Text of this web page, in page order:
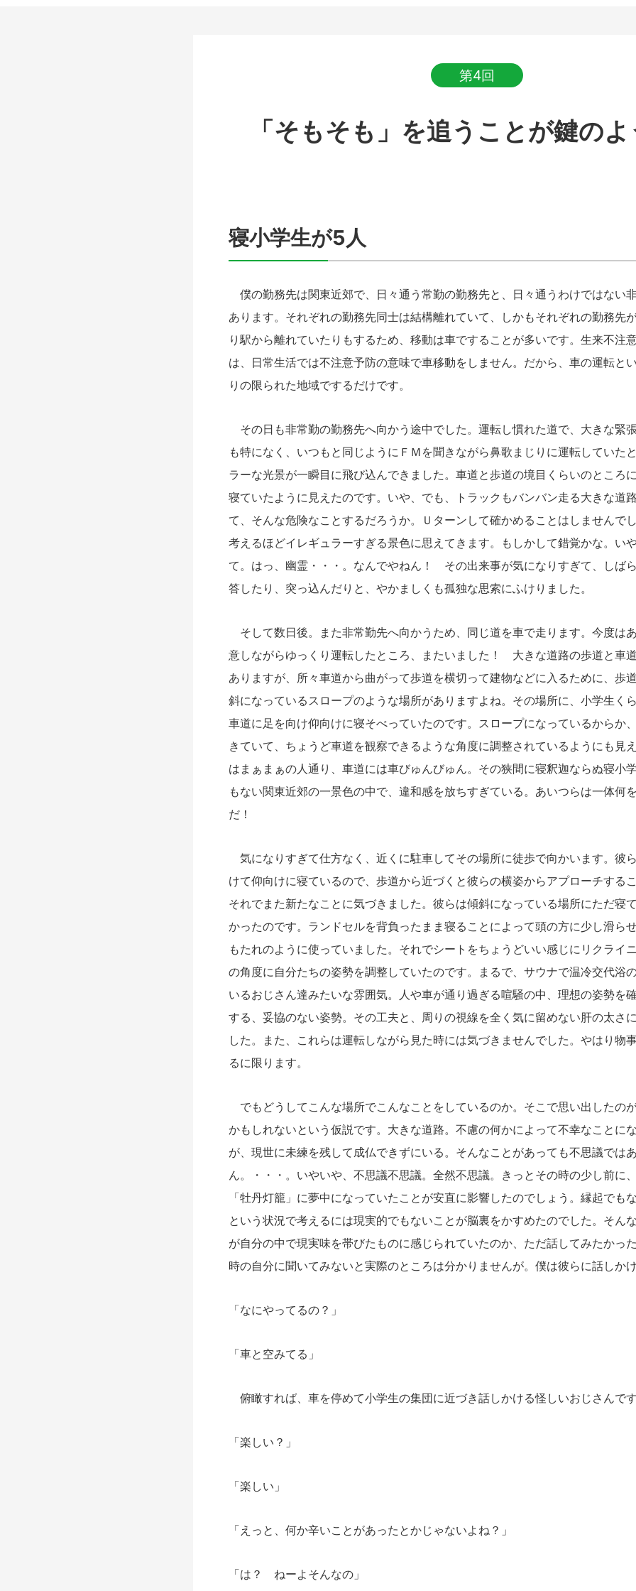
第4回
「そもそも」を追うことが鍵の
寝小学生が5人
僕の勤務先は関東近郊で、日々通う常勤の勤務先と、日々通うわけではない
あります。それぞれの勤務先同士は結構離れていて、しかもそれぞれの勤務先
り駅から離れていたりもするため、移動は車ですることが多いです。生来不注
は、日常生活では不注意予防の意味で車移動をしません。だから、車の運転と
りの限られた地域でするだけです。
その日も非常勤の勤務先へ向かう途中でした。運転し慣れた道で、大きな緊
も特になく、いつもと同じようにＦＭを聞きながら鼻歌まじりに運転していた
ラーな光景が一瞬目に飛び込んできました。車道と歩道の境目くらいのところ
寝ていたように見えたのです。いや、でも、トラックもバンバン走る大きな道
て、そんな危険なことするだろうか。Ｕターンして確かめることはしませんで
考えるほどイレギュラーすぎる景色に思えてきます。もしかして錯覚かな。い
て。はっ、幽霊・・・。なんでやねん！ その出来事が気になりすぎて、しば
答したり、突っ込んだりと、やかましくも孤独な思索にふけりました。
そして数日後。また非常勤先へ向かうため、同じ道を車で走ります。今度は
意しながらゆっくり運転したところ、またいました！ 大きな道路の歩道と車
ありますが、所々車道から曲がって歩道を横切って建物などに入るために、歩
斜になっているスロープのような場所がありますよね。その場所に、小学生く
車道に足を向け仰向けに寝そべっていたのです。スロープになっているからか
きていて、ちょうど車道を観察できるような角度に調整されているようにも見
はまぁまぁの人通り、車道には車びゅんびゅん。その狭間に寝釈迦ならぬ寝小
もない関東近郊の一景色の中で、違和感を放ちすぎている。あいつらは一体何
だ！
気になりすぎて仕方なく、近くに駐車してその場所に徒歩で向かいます。彼
けて仰向けに寝ているので、歩道から近づくと彼らの横姿からアプローチする
それでまた新たなことに気づきました。彼らは傾斜になっている場所にただ寝
かったのです。ランドセルを背負ったまま寝ることによって頭の方に少し滑ら
もたれのように使っていました。それでシートをちょうどいい感じにリクライ
の角度に自分たちの姿勢を調整していたのです。まるで、サウナで温冷交代浴
いるおじさん達みたいな雰囲気。人や車が通り過ぎる喧騒の中、理想の姿勢を
する、妥協のない姿勢。その工夫と、周りの視線を全く気に留めない肝の太さ
した。また、これらは運転しながら見た時には気づきませんでした。やはり物
るに限ります。
でもどうしてこんな場所でこんなことをしているのか。そこで思い出したの
かもしれないという仮説です。大きな道路。不慮の何かによって不幸なことに
が、現世に未練を残して成仏できずにいる。そんなことがあっても不思議では
ん。・・・。いやいや、不思議不思議。全然不思議。きっとその時の少し前に
「牡丹灯籠」に夢中になっていたことが安直に影響したのでしょう。縁起でも
という状況で考えるには現実的でもないことが脳裏をかすめたのでした。そん
が自分の中で現実味を帯びたものに感じられていたのか、ただ話してみたかっ
時の自分に聞いてみないと実際のところは分かりませんが。僕は彼らに話しか
「なにやってるの？」
「車と空みてる」
俯瞰すれば、車を停めて小学生の集団に近づき話しかける怪しいおじさんで
「楽しい？」
「楽しい」
「えっと、何か辛いことがあったとかじゃないよね？」
「は？ ねーよそんなの」